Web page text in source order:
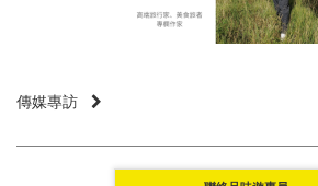
傳媒專訪